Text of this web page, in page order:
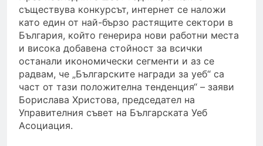
съществува конкурсът, интернет се наложи
като един от най-бързо растящите сектори в
България, който генерира нови работни места
и висока добавена стойност за всички
останали икономически сегменти и аз се
радвам, че „Българските награди за уеб“ са
част от тази положителна тенденция“ – заяви
Борислава Христова, председател на
Управителния съвет на Българската Уеб
Асоциация.